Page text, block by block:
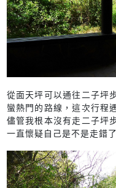
從面天坪可以通往二子坪
蠻熱門的路線，這次行程
儘管我根本沒有走二子坪
一直懷疑自己是不是走錯了